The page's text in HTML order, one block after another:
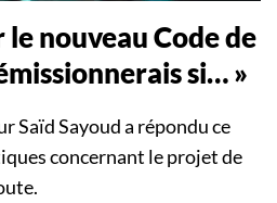
le nouveau Code de
si… »
Saïd Sayoud a répondu ce
concernant le projet de